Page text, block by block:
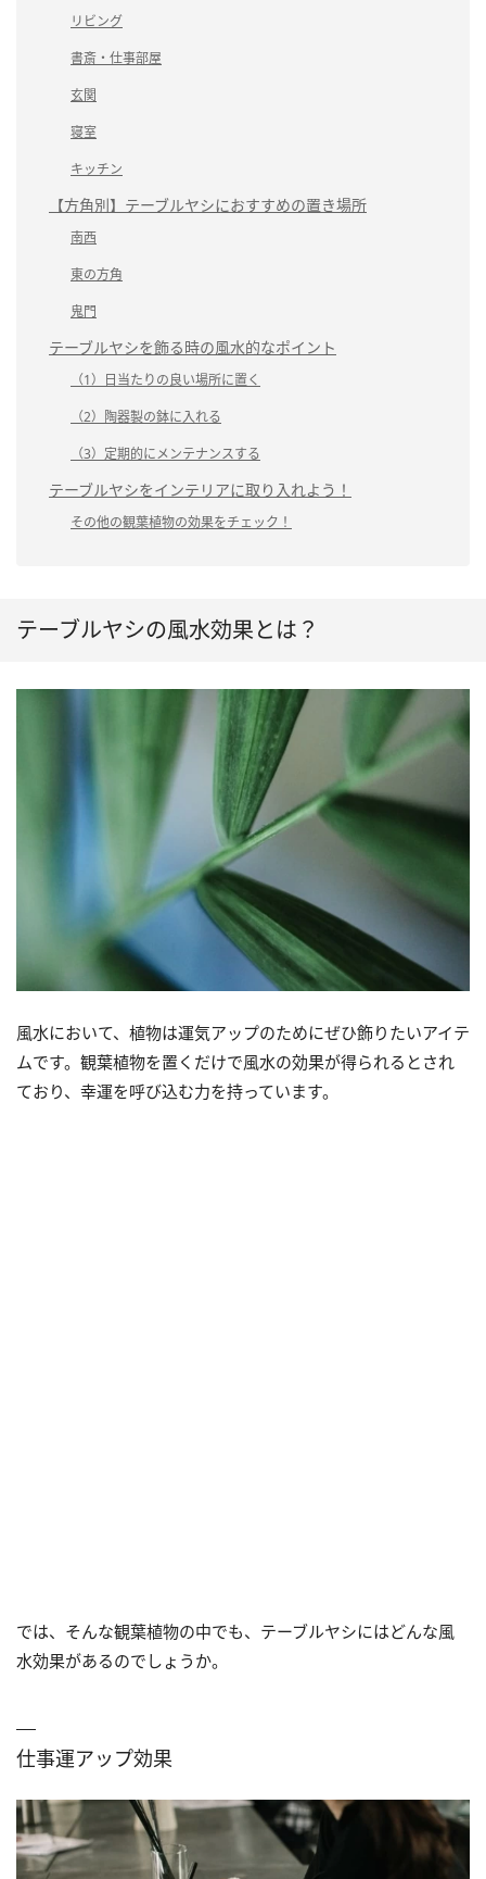
リビング
書斎・仕事部屋
玄関
寝室
キッチン
【方角別】テーブルヤシにおすすめの置き場所
南西
東の方角
鬼門
テーブルヤシを飾る時の風水的なポイント
（1）日当たりの良い場所に置く
（2）陶器製の鉢に入れる
（3）定期的にメンテナンスする
テーブルヤシをインテリアに取り入れよう！
その他の観葉植物の効果をチェック！
テーブルヤシの風水効果とは？
風水において、植物は運気アップのためにぜひ飾りたいアイテ
ムです。観葉植物を置くだけで風水の効果が得られるとされ
ており、幸運を呼び込む力を持っています。
では、そんな観葉植物の中でも、テーブルヤシにはどんな風
水効果があるのでしょうか。
仕事運アップ効果